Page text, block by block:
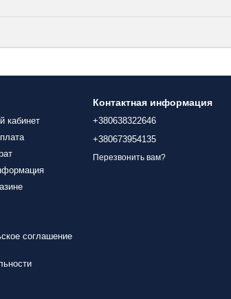
кабинет
соглашение
Контактная информация
+380638322646
+380673954135
Перезвонить вам?